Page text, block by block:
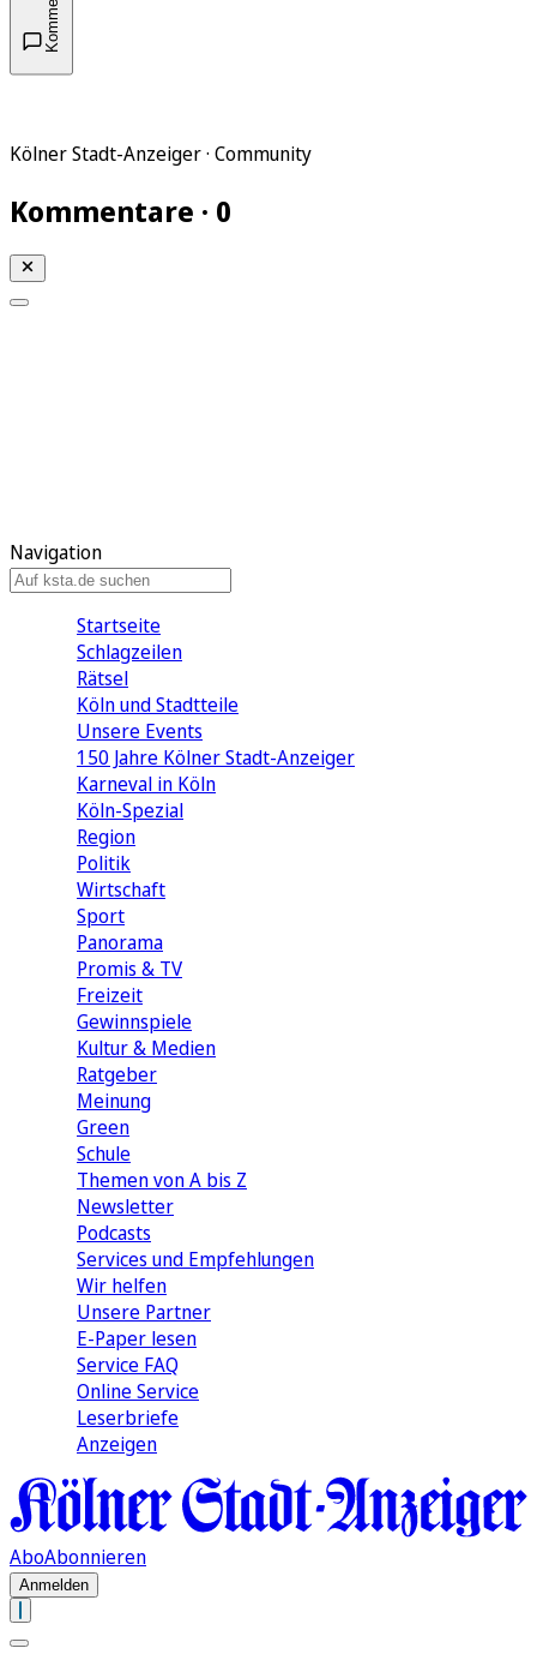
Kölner Stadt-Anzeiger · Community
Kommentare · 0
Navigation
Startseite
Schlagzeilen
Rätsel
Köln und Stadtteile
Unsere Events
150 Jahre Kölner Stadt-Anzeiger
Karneval in Köln
Köln-Spezial
Region
Politik
Wirtschaft
Sport
Panorama
Promis & TV
Freizeit
Gewinnspiele
Kultur & Medien
Ratgeber
Meinung
Green
Schule
Themen von A bis Z
Newsletter
Podcasts
Services und Empfehlungen
Wir helfen
Unsere Partner
E-Paper lesen
Service FAQ
Online Service
Leserbriefe
Anzeigen
AboAbonnieren
Anmelden